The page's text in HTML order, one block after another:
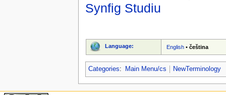
Synfig Studiu
Language: English •čeština
Categories: Main Menu/cs NewTerminology